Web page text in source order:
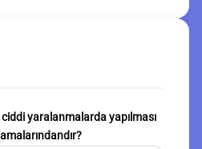
yaralanmalarda yapılması